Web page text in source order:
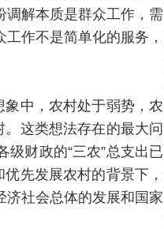
调解本质是群众工作，需
作不是简单化的服务，
象中，农村处于弱势，农
。这类想法存在的最大问
财政的“三农”总支出已
先发展农村的背景下，
济社会总体的发展和国家